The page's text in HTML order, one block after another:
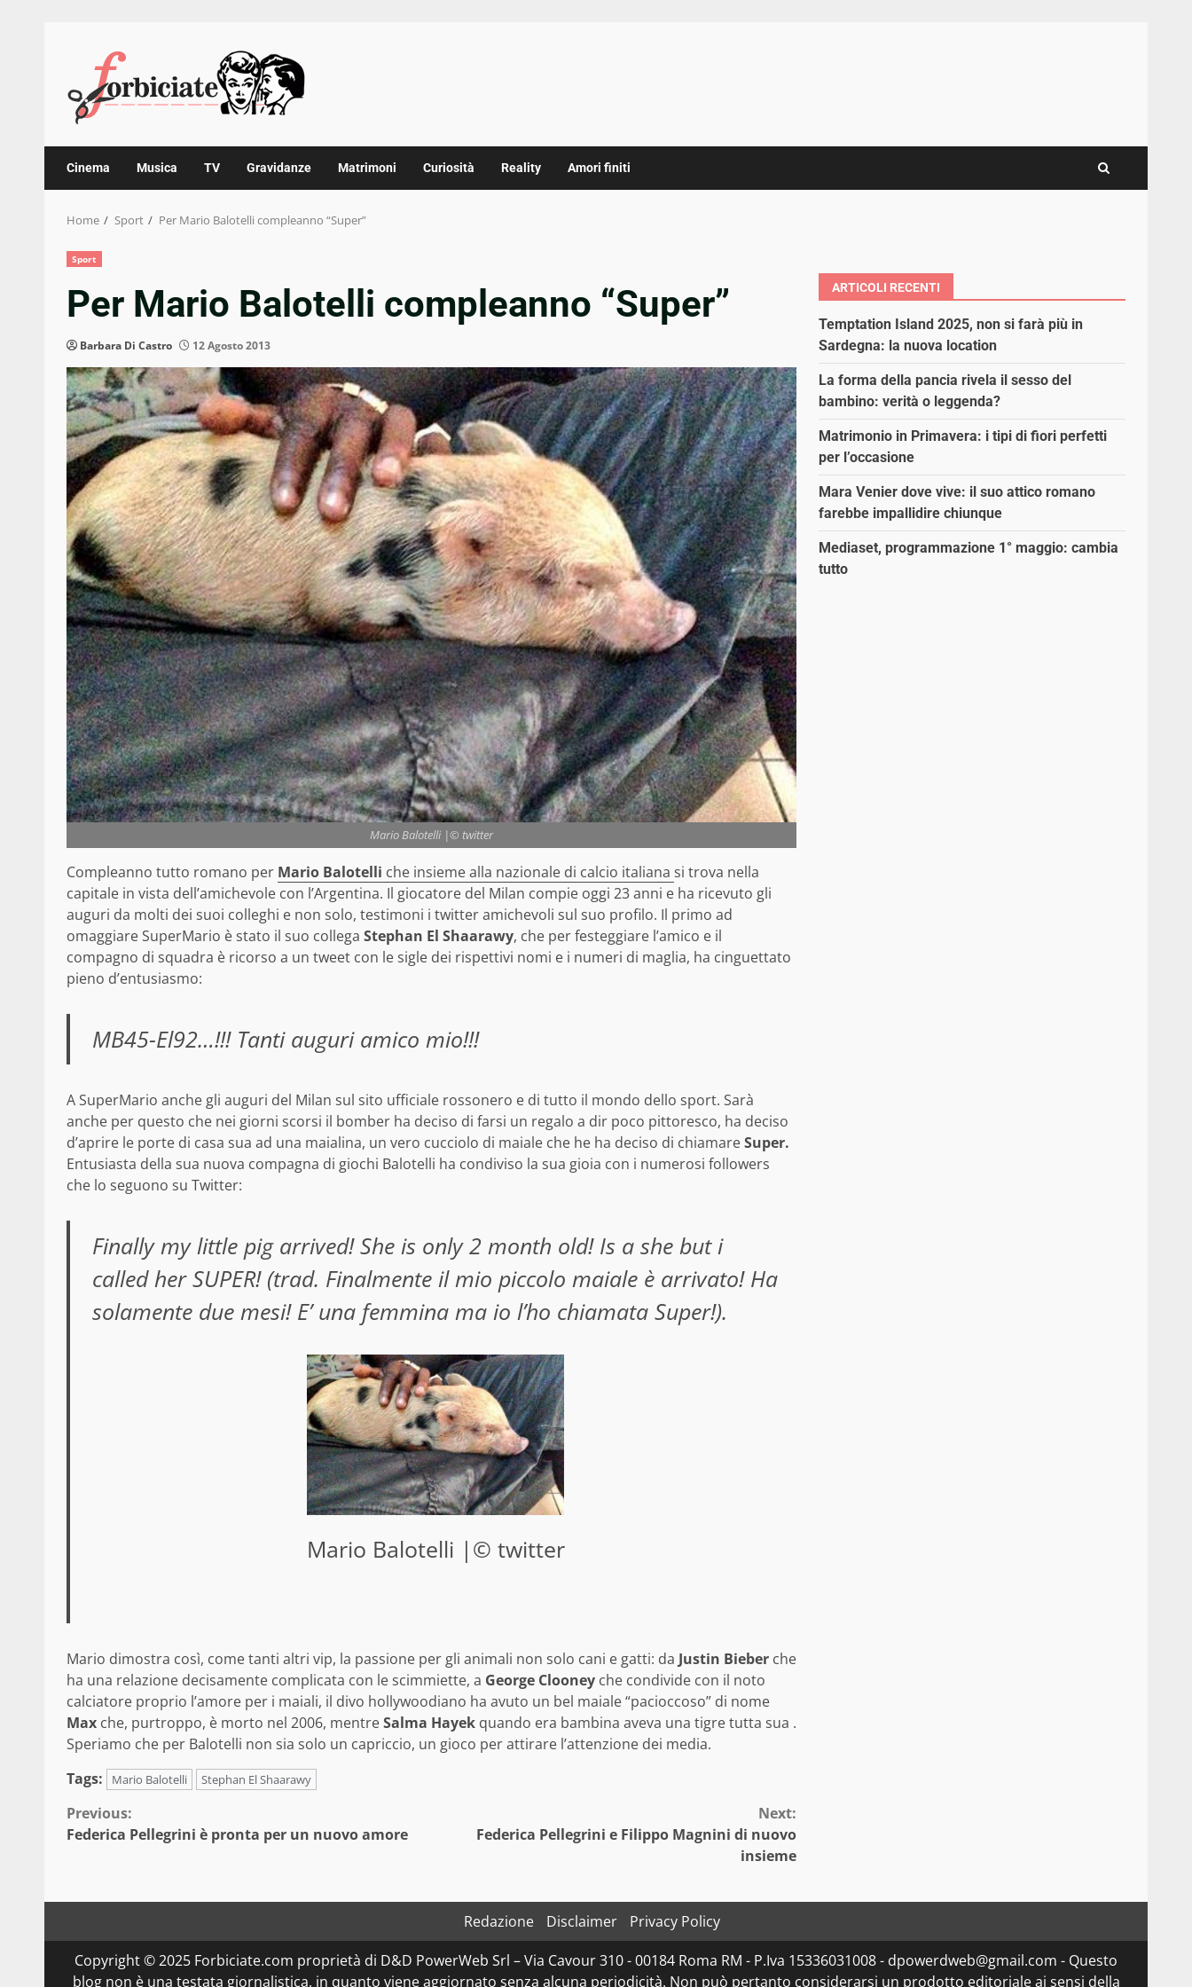
content
Cinema Musica TV Gravidanze Matrimoni Curiosità Reality Amori finiti
Home Sport Per Mario Balotelli compleanno “Super”
Sport
Per Mario Balotelli compleanno “Super”
Barbara Di Castro 12 Agosto 2013
Mario Balotelli |© twitter
Compleanno tutto romano per Mario Balotelli che insieme alla nazionale di calcio italiana si trova nella
capitale in vista dell’amichevole con l’Argentina. Il giocatore del Milan compie oggi 23 anni e ha ricevuto gli
auguri da molti dei suoi colleghi e non solo, testimoni i twitter amichevoli sul suo profilo. Il primo ad
omaggiare SuperMario è stato il suo collega Stephan El Shaarawy, che per festeggiare l’amico e il
compagno di squadra è ricorso a un tweet con le sigle dei rispettivi nomi e i numeri di maglia, ha cinguettato
pieno d’entusiasmo:
MB45-El92…!!! Tanti auguri amico mio!!!
A SuperMario anche gli auguri del Milan sul sito ufficiale rossonero e di tutto il mondo dello sport. Sarà
anche per questo che nei giorni scorsi il bomber ha deciso di farsi un regalo a dir poco pittoresco, ha deciso
d’aprire le porte di casa sua ad una maialina, un vero cucciolo di maiale che he ha deciso di chiamareSuper.
Entusiasta della sua nuova compagna di giochi Balotelli ha condiviso la sua gioia con i numerosi followers
che lo seguono su Twitter:
Finally my little pig arrived! She is only 2 month old! Is a she but i
called her SUPER! (trad. Finalmente il mio piccolo maiale è arrivato! Ha
solamente due mesi! E’ una femmina ma io l’ho chiamata Super!).
Mario Balotelli |© twitter
Mario dimostra così, come tanti altri vip, la passione per gli animali non solo cani e gatti: da Justin Bieber che
ha una relazione decisamente complicata con le scimmiette, a George Clooney che condivide con il noto
calciatore proprio l’amore per i maiali, il divo hollywoodiano ha avuto un bel maiale “pacioccoso” di nome
Max che, purtroppo, è morto nel 2006, mentreSalma Hayek quando era bambina aveva una tigre tutta sua .
Speriamo che per Balotelli non sia solo un capriccio, un gioco per attirare l’attenzione dei media.
Tags:
Mario Balotelli Stephan El Shaarawy
Continue
Previous:
Federica Pellegrini è pronta per un nuovo amore
Next:
Federica Pellegrini e Filippo Magnini di nuovo
insieme
ARTICOLI RECENTI
Temptation Island 2025, non si farà più in
Sardegna: la nuova location
La forma della pancia rivela il sesso del
bambino: verità o leggenda?
Matrimonio in Primavera: i tipi di fiori perfetti
per l’occasione
Mara Venier dove vive: il suo attico romano
farebbe impallidire chiunque
Mediaset, programmazione 1° maggio: cambia
tutto
Redazione Disclaimer
Privacy Policy
Copyright © 2025 Forbiciate.com proprietà di D&D PowerWeb Srl – Via Cavour 310 - 00184 Roma RM - P.Iva 15336031008 - dpowerdweb@gmail.com - Questo
blog non è una testata giornalistica, in quanto viene aggiornato senza alcuna periodicità. Non può pertanto considerarsi un prodotto editoriale ai sensi della